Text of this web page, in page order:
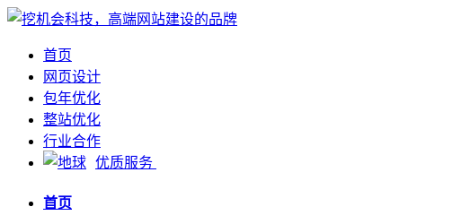
首页
网页设计
包年优化
整站优化
行业合作
优质服务
首页